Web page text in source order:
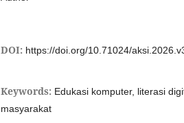
DOI: https://doi.org/10.71024/
Keywords: Edukasi komputer, literasi
masyarakat